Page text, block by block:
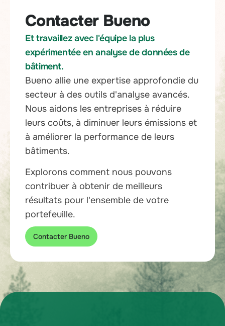
Contacter Bueno
Et travaillez avec l'équipe la plus
expérimentée en analyse de données de
bâtiment.
Bueno allie une expertise approfondie du
secteur à des outils d'analyse avancés.
Nous aidons les entreprises à réduire
leurs coûts, à diminuer leurs émissions et
à améliorer la performance de leurs
bâtiments.
Explorons comment nous pouvons
contribuer à obtenir de meilleurs
résultats pour l'ensemble de votre
portefeuille.
Contacter Bueno